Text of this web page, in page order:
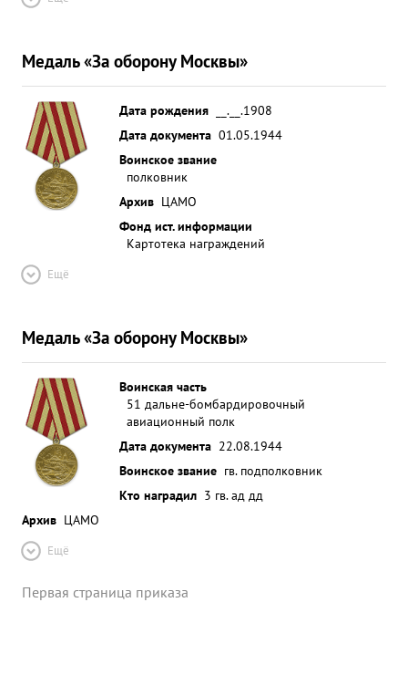
Медаль «За оборону Москвы»
Дата рождения
__.__.1908
Дата документа 01.05.1944
Воинское звание
полковник
Архив ЦАМО
Фонд ист. информации
Картотека награждений
Ещё
Медаль «За оборону Москвы»
Воинская часть
51 дальне-бомбардировочный
авиационный полк
Дата документа 22.08.1944
Воинское звание гв. подполковник
Кто наградил 3 гв. ад дд
Архив ЦАМО
Ещё
Первая страница приказа